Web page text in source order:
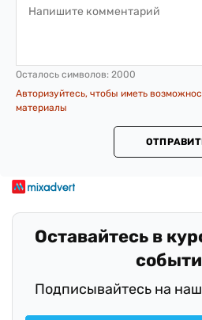
Осталось символов: 2000
Авторизуйтесь, чтобы иметь
материалы
Оставайтесь в
Подписывайтесь на